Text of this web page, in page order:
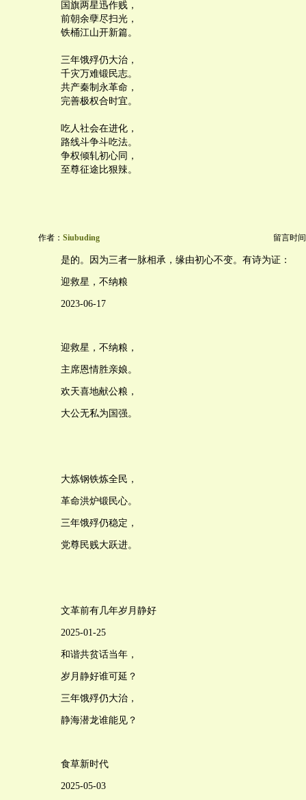
国旗两星迅作贱，
前朝余孽尽扫光，
铁桶江山开新篇。
三年饿殍仍大治，
千灾万难锻民志。
共产秦制永革命，
完善极权合时宜。
吃人社会在进化，
路线斗争斗吃法。
争权倾轧初心同，
至尊征途比狠辣。
作者： Siubuding 留言时
是的。因为三者一脉相承，缘由初心不变。有诗为证：
迎救星，不纳粮
2023-06-17
迎救星，不纳粮，
主席恩情胜亲娘。
欢天喜地献公粮，
大公无私为国强。
大炼钢铁炼全民，
革命洪炉锻民心。
三年饿殍仍稳定，
党尊民贱大跃进。
文革前有几年岁月静好
2025-01-25
和谐共贫话当年，
岁月静好谁可延？
三年饿殍仍大治，
静海潜龙谁能见？
食草新时代
2025-05-03